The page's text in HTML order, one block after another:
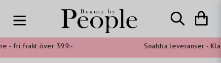
- fri frakt över 399:- Snabba leveranser -